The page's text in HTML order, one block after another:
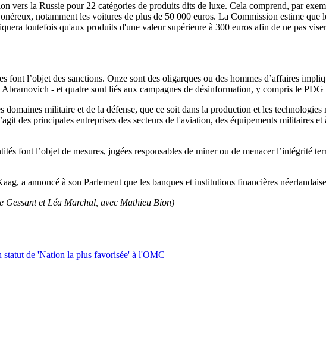
vers la Russie pour 22 catégories de produits dits de luxe. Cela comprend, par
notamment les voitures de plus de 50 000 euros. La Commission estime
toutefois qu'aux produits d'une valeur supérieure à 300 euros afin de ne pas
font l’objet des sanctions. Onze sont des oligarques ou des hommes d’affaires
Abramovich - et quatre sont liés aux campagnes de désinformation, y compris le PDG
domaines militaire et de la défense, que ce soit dans la production et les
des principales entreprises des secteurs de l'aviation, des équipements militaires
font l’objet de mesures, jugées responsables de miner ou de menacer l’intégrité
a annoncé à son Parlement que les banques et institutions financières
Gessant et Léa Marchal, avec Mathieu Bion)
statut de 'Nation la plus favorisée' à l'OMC